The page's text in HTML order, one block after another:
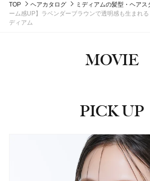
TOP ヘアカタログ ミディアムの髪型・ヘアス
ーム感UP】ラベンダーブラウンで透明感も生まれ
ディアム
MOVIE
PICK UP